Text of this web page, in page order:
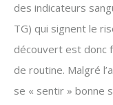
des indicateurs
TG) qui signent le
découvert est donc
de routine. Malgré
se « sentir » bonne